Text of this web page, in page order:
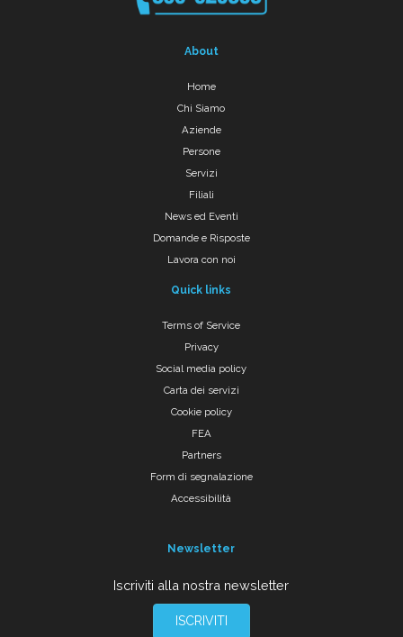
About
Home
Chi Siamo
Aziende
Persone
Servizi
Filiali
News ed Eventi
Domande e Risposte
Lavora con noi
Quick links
Terms of Service
Privacy
Social media policy
Carta dei servizi
Cookie policy
FEA
Partners
Form di segnalazione
Accessibilità
Newsletter
Iscriviti alla nostra newsletter
ISCRIVITI